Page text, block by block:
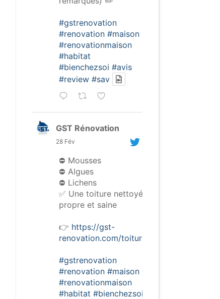
#gstrenovation
#renovation #maison
#renovationmaison
#habitat
#bienchezsoi #avis
#review #sav
GST Rénovation
28 Fév
⛔️ Mousses
⛔️ Algues
⛔️ Lichens
✅ Une toiture nettoyée,
propre et saine
👉 https://gst-
renovation.com/toiture/
#gstrenovation
#renovation #maison
#renovationmaison
#habitat #bienchezsoi